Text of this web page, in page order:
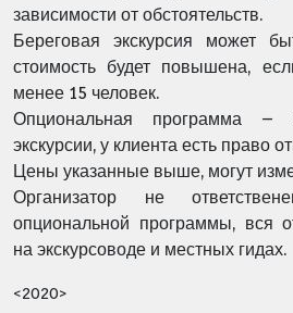
зависимости от обстоятельств.
Береговая экскурсия может
стоимость будет повышена,
менее 15 человек.
Опциональная программа –
экскурсии, у клиента есть право
Цены указанные выше, могут
Организатор не
опциональной программы, вся
на экскурсоводе и местных гидах.
<2020>